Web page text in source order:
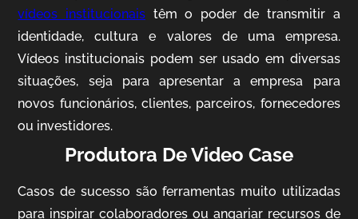
vídeos institucionais têm o poder de transmitir a
identidade, cultura e valores de uma empresa.
Vídeos institucionais podem ser usado em diversas
situações, seja para apresentar a empresa para
novos funcionários, clientes, parceiros, fornecedores
ou investidores.
Produtora De Video Case
Casos de sucesso são ferramentas muito utilizadas
para inspirar colaboradores ou angariar recursos de